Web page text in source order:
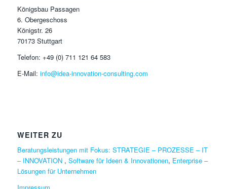
Königsbau Passagen
6. Obergeschoss
Königstr. 26
70173 Stuttgart
Telefon: +49 (0) 711 121 64 583
E-Mail: info@idea-innovation-consulting.com
WEITER ZU
Beratungsleistungen mit Fokus: STRATEGIE – PROZESSE – IT
– INNOVATION , Software für Ideen & Innovationen, Enterprise –
Lösungen für Unternehmen